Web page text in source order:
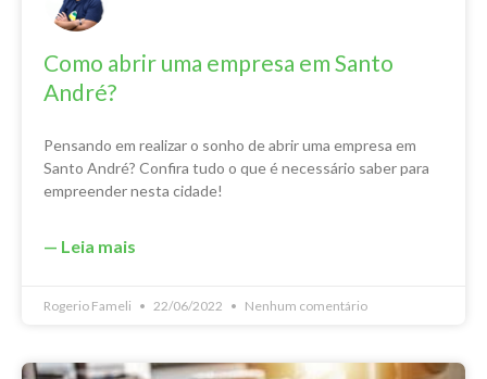
Como abrir uma empresa em Santo
André?
Pensando em realizar o sonho de abrir uma empresa em
Santo André? Confira tudo o que é necessário saber para
empreender nesta cidade!
— Leia mais
Rogerio Fameli 22/06/2022 Nenhum comentário